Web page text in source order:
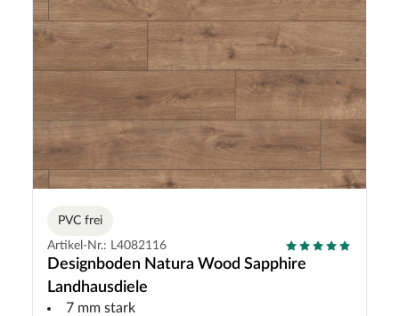
PVC frei
Artikel-Nr.: L4082116
Designboden Natura Wood Sapphire
Landhausdiele
7 mm stark